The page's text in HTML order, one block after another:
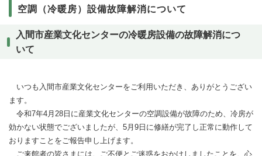
空調（冷暖房）設備故障解消について
入間市産業文化センターの冷暖房設備の故障解消につ
いて
いつも入間市産業文化センターをご利用いただき、ありがとうござい
ます。
令和7年4月28日に産業文化センターの空調設備が故障のため、冷房が
効かない状態でございましたが、5月9日に修繕が完了し正常に動作して
おりますことをご報告申し上げます。
ご来館者の皆さまには、ご不便とご迷惑をおかけしましたことを、心